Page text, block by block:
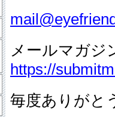
メールマガジ
https://
毎度ありがと